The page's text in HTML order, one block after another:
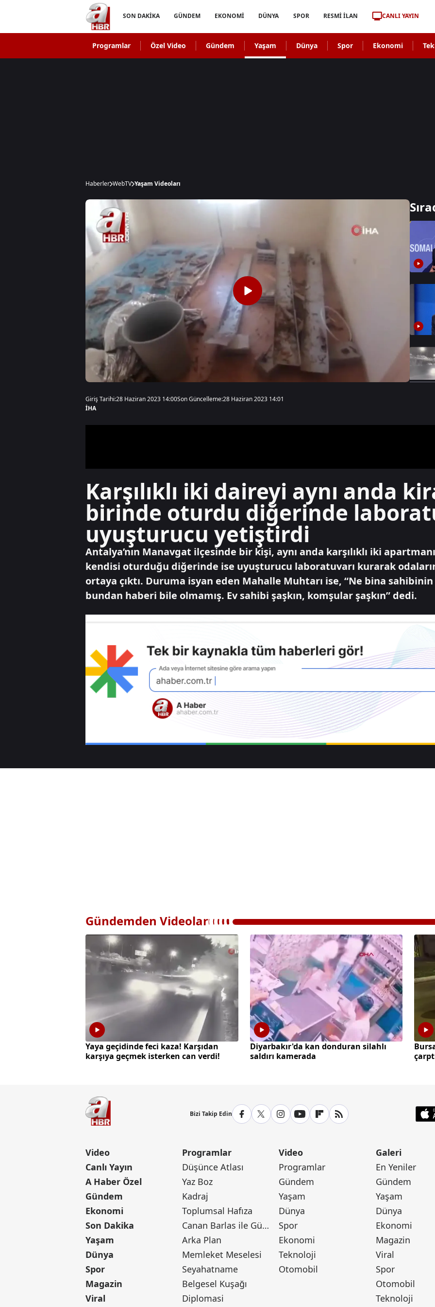
SON DAKİKA GÜNDEM EKONOMİ DÜNYA SPOR RESMİ İLAN CANLI YAYIN
Programlar Özel Video Gündem Yaşam Dünya Spor Ekonomi
Haberler WebTV Yaşam Videoları
Giriş Tarihi:28 Haziran 2023 14:00Son Güncelleme:28 Haziran 2023 14:01
İHA
Karşılıklı iki daireyi aynı anda
birinde oturdu diğerinde
uyuşturucu yetiştirdi
Antalya’nın Manavgat ilçesinde bir kişi, aynı anda karşılıklı iki
kendisi oturduğu diğerinde ise uyuşturucu laboratuvarı kurarak
ortaya çıktı. Duruma isyan eden Mahalle Muhtarı ise, “Ne bina
bundan haberi bile olmamış. Ev sahibi şaşkın, komşular şaşkın” dedi.
Gündemden Videolar
Yaya geçidinde feci kaza! Karşıdan
karşıya geçmek isterken can verdi!
Diyarbakır'da kan donduran silahlı
saldırı kamerada
Bizi Takip Edin
Video
Canlı Yayın
A Haber Özel
Gündem
Ekonomi
Son Dakika
Yaşam
Dünya
Spor
Magazin
Viral
Programlar
Düşünce Atlası
Yaz Boz
Kadraj
Toplumsal Hafıza
Canan Barlas ile Gündem
Arka Plan
Memleket Meselesi
Seyahatname
Belgesel Kuşağı
Diplomasi
Video
Programlar
Gündem
Yaşam
Dünya
Spor
Ekonomi
Teknoloji
Otomobil
Galeri
En Yeniler
Gündem
Yaşam
Dünya
Ekonomi
Magazin
Viral
Spor
Otomobil
Teknoloji